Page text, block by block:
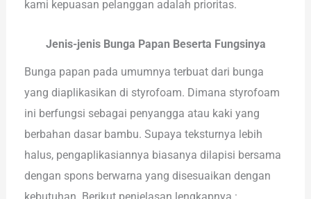
kami kepuasan pelanggan adalah prioritas.
Jenis-jenis Bunga Papan Beserta Fungsinya
Bunga papan pada umumnya terbuat dari bunga
yang diaplikasikan di styrofoam. Dimana styrofoam
ini berfungsi sebagai penyangga atau kaki yang
berbahan dasar bambu. Supaya teksturnya lebih
halus, pengaplikasiannya biasanya dilapisi bersama
dengan spons berwarna yang disesuaikan dengan
kebutuhan. Berikut penjelasan lengkapnya :